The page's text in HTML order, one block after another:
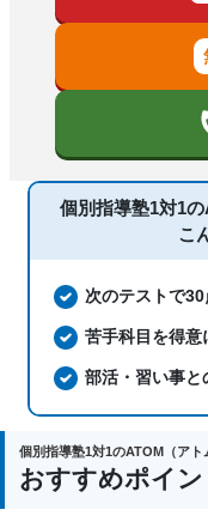
季
科目
国
数
学
総
論
個別指導塾1対1
こ
次のテストで
苦手科目を得意
部活・習い事と
個別指導塾1対1のATOM（アト
おすすめポイン